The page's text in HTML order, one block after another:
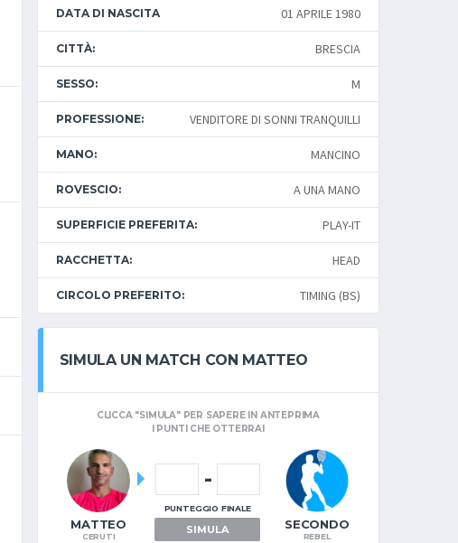
DATA DI NASCITA 01 APRILE 1980
CITTÀ: BRESCIA
SESSO: M
PROFESSIONE: VENDITORE DI SONNI TRANQUILLI
MANO: MANCINO
ROVESCIO: A UNA MANO
SUPERFICIE PREFERITA: PLAY-IT
RACCHETTA: HEAD
CIRCOLO PREFERITO: TIMING (BS)
SIMULA UN MATCH CON MATTEO
CLICCA "SIMULA" PER SAPERE IN ANTEPRIMA
I PUNTI CHE OTTERRAI
MATTEO
CERUTI
-
PUNTEGGIO FINALE
SIMULA SECONDO
REBEL